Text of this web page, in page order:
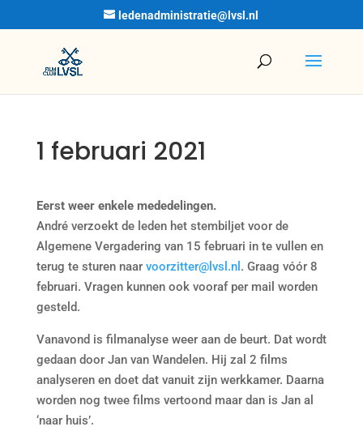
ledenadministratie@lvsl.nl
1 februari 2021
Eerst weer enkele mededelingen.
André verzoekt de leden het stembiljet voor de
Algemene Vergadering van 15 februari in te vullen en
terug te sturen naar voorzitter@lvsl.nl . Graag vóór 8
februari. Vragen kunnen ook vooraf per mail worden
gesteld.
Vanavond is filmanalyse weer aan de beurt. Dat wordt
gedaan door Jan van Wandelen. Hij zal 2 films
analyseren en doet dat vanuit zijn werkkamer. Daarna
worden nog twee films vertoond maar dan is Jan al
‘naar huis’.